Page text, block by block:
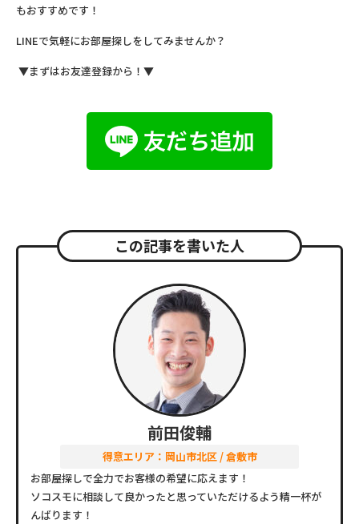
もおすすめです！
LINEで気軽にお部屋探しをしてみませんか？
▼まずはお友達登録から！▼
この記事を書いた人
前田俊輔
得意エリア：岡山市北区 / 倉敷市
お部屋探しで全力でお客様の希望に応えます！
ソコスモに相談して良かったと思っていただけるよう精一杯が
んばります！